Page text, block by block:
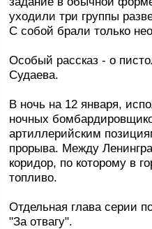
уходили три группы
С собой брали только
Особый рассказ - о
Судаева.
В ночь на 12 января,
ночных
артиллерийским
прорыва. Между
коридор, по которому в
топливо.
Отдельная глава серии
"За отвагу".